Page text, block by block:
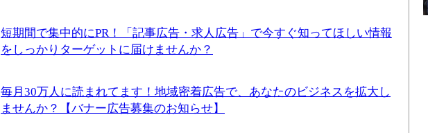
短期間で集中的にPR！「記事広告・求人広告」で今すぐ知ってほしい情報
をしっかりターゲットに届けませんか？
毎月30万人に読まれてます！地域密着広告で、あなたのビジネスを拡大し
ませんか？【バナー広告募集のお知らせ】